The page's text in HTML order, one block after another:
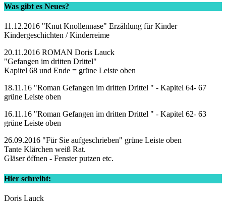
Was gibt es Neues?
11.12.2016 "Knut Knollennase" Erzählung für Kinder
Kindergeschichten / Kinderreime
20.11.2016 ROMAN Doris Lauck
"Gefangen im dritten Drittel"
Kapitel 68 und Ende = grüne Leiste oben
18.11.16 "Roman Gefangen im dritten Drittel " - Kapitel 64- 67
grüne Leiste oben
16.11.16 "Roman Gefangen im dritten Drittel " - Kapitel 62- 63
grüne Leiste oben
26.09.2016 "Für Sie aufgeschrieben" grüne Leiste oben
Tante Klärchen weiß Rat.
Gläser öffnen - Fenster putzen etc.
Hier schreibt:
Doris Lauck